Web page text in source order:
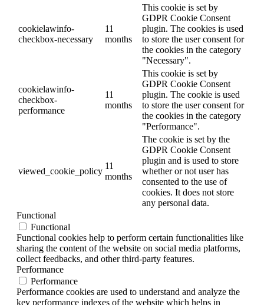
cookielawinfo-
checkbox-necessary
11
months
This cookie is set by
GDPR Cookie Consent
plugin. The cookies is used
to store the user consent for
the cookies in the category
"Necessary".
cookielawinfo-
checkbox-
performance
11
months
This cookie is set by
GDPR Cookie Consent
plugin. The cookie is used
to store the user consent for
the cookies in the category
"Performance".
viewed_cookie_policy
11
months
The cookie is set by the
GDPR Cookie Consent
plugin and is used to store
whether or not user has
consented to the use of
cookies. It does not store
any personal data.
Functional
Functional
Functional cookies help to perform certain functionalities like
sharing the content of the website on social media platforms,
collect feedbacks, and other third-party features.
Performance
Performance
Performance cookies are used to understand and analyze the
key performance indexes of the website which helps in